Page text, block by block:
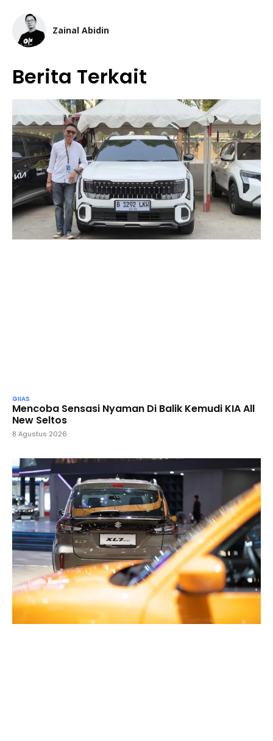
Zainal Abidin
Berita Terkait
GIIAS
Mencoba Sensasi Nyaman Di Balik Kemudi KIA All
New Seltos
8 Agustus 2026